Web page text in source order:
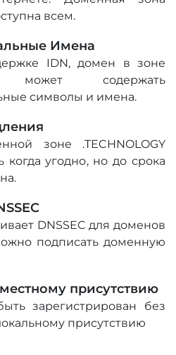
всем.
Имена
IDN, домен в зоне
может содержать
символы и имена.
зоне .TECHNOLOGY
угодно, но до срока
DNSSEC для доменов
подписать доменную
присутствию
зарегистрирован без
присутствию